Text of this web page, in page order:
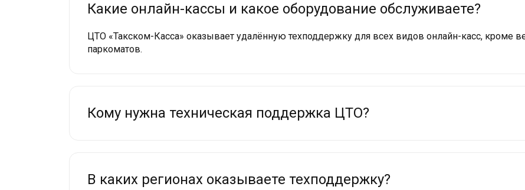
Какие онлайн-кассы и какое оборудование обслуживаете?
ЦТО «Такском-Касса» оказывает удалённую техподдержку для всех видов онлайн-касс, кроме
паркоматов.
Кому нужна техническая поддержка ЦТО?
В каких регионах оказываете техподдержку?